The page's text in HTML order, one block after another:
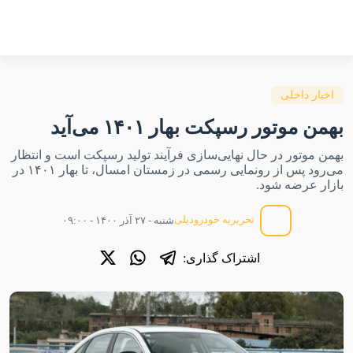
اخبار داخلی
بهمن موتور رسپکت بهار ۱۴۰۱ می‌آید
بهمن موتور در حال نهایی‌سازی فرآیند تولید رسپکت است و انتظار
می‌رود پس از رونمایی رسمی در زمستان امسال، تا بهار ۱۴۰۱ در
بازار عرضه شود.
تحریریه خودرودیلیشنبه - ۲۷ آذر ۱۴۰۰ - ۰۹:۰۰
اشتراک گذاری: